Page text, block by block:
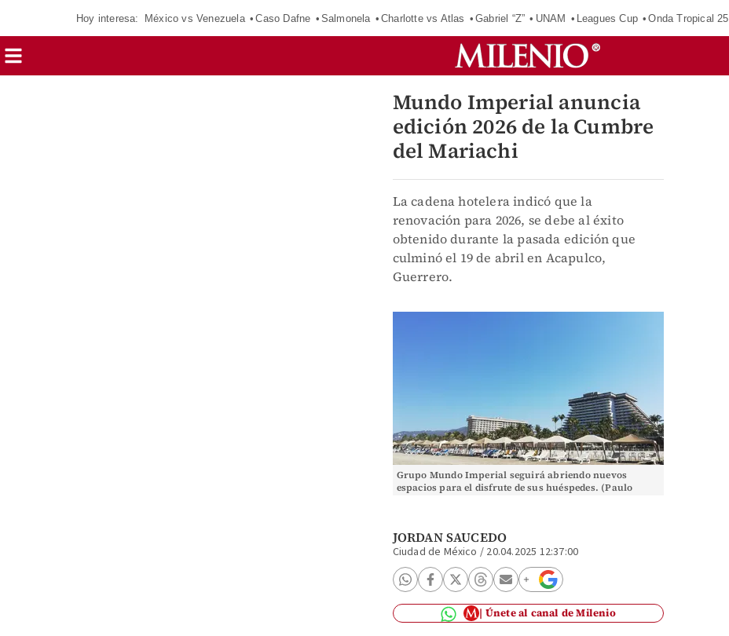
Hoy interesa: México vs Venezuela Caso Dafne Salmonela Charlotte vs Atlas Gabriel “Z” UNAM Leagues Cup Onda Tropical 25
Mundo Imperial anuncia
edición 2026 de la Cumbre
del Mariachi
La cadena hotelera indicó que la
renovación para 2026, se debe al éxito
obtenido durante la pasada edición que
culminó el 19 de abril en Acapulco,
Guerrero.
Grupo Mundo Imperial seguirá abriendo nuevos
espacios para el disfrute de sus huéspedes. (Paulo
JORDAN SAUCEDO
Ciudad de México / 20.04.2025 12:37:00
Únete al canal de Milenio